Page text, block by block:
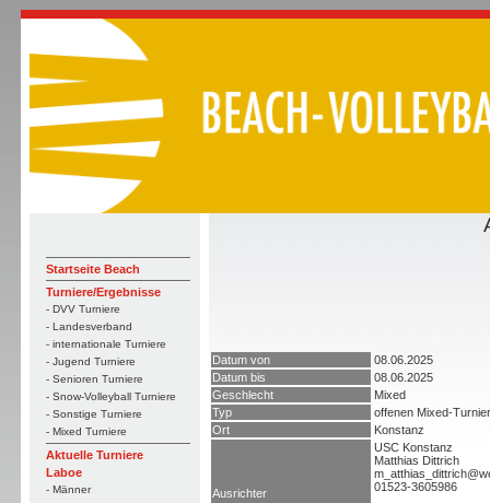
Startseite Beach
Turniere/Ergebnisse
- DVV Turniere
- Landesverband
- internationale Turniere
- Jugend Turniere
- Senioren Turniere
- Snow-Volleyball Turniere
- Sonstige Turniere
- Mixed Turniere
Aktuelle Turniere
Laboe
- Männer
Datum von
08.06.2025
Datum bis
08.06.2025
Geschlecht
Mixed
Typ
offenen Mixed-
Ort
Konstanz
Ausrichter
USC Konstanz
Matthias Dittrich
01523-3605986